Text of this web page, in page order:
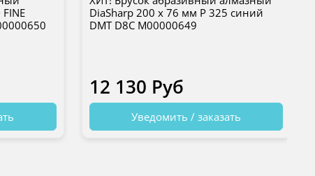
DiaSharp 200 х 76 мм P 325 синий
DMT D8C М00000649
12 130 Руб
Уведомить / заказать